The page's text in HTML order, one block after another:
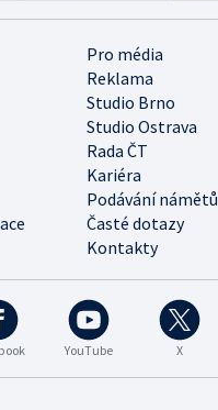
Pro média
Reklama
Studio Brno
Studio Ostrava
Rada ČT
Kariéra
Podávání námětů
Časté dotazy
Kontakty
YouTube X